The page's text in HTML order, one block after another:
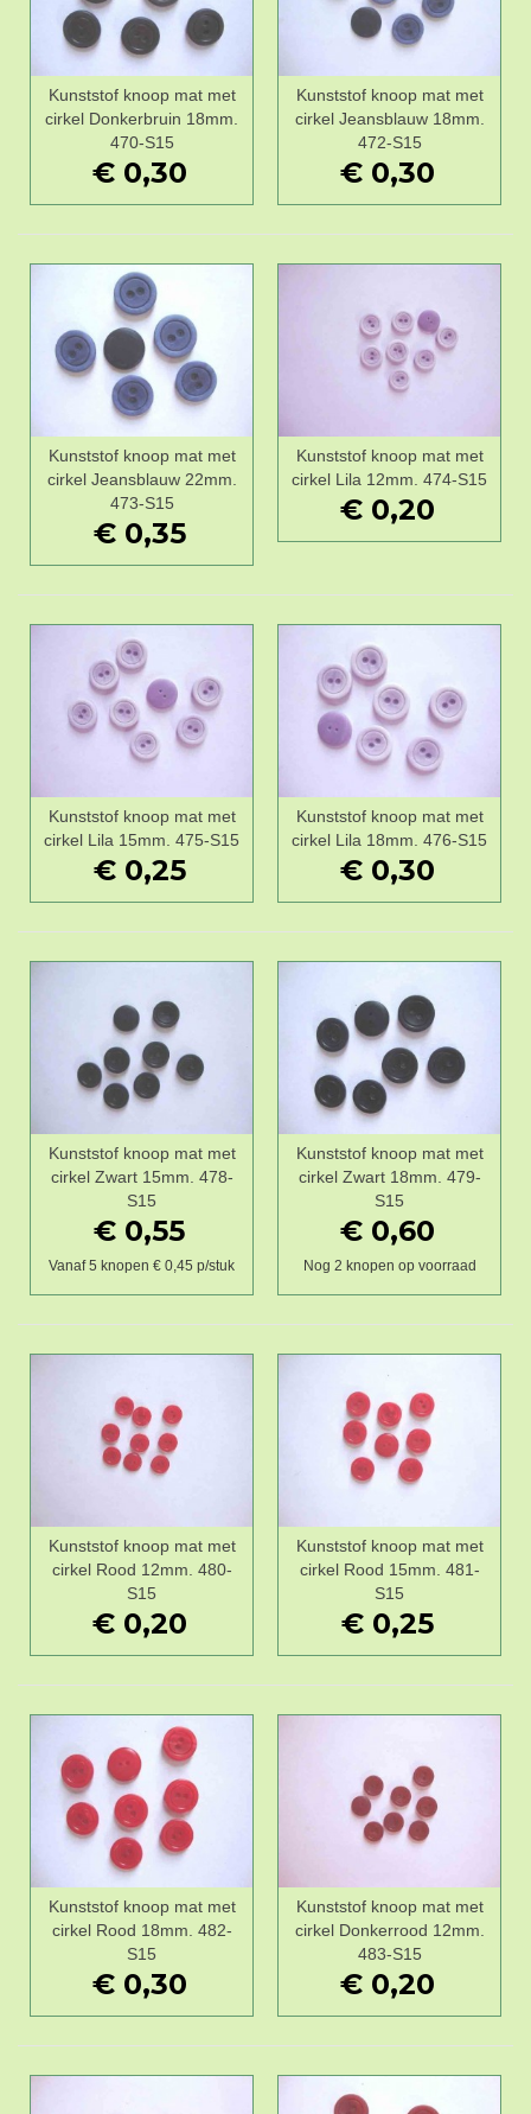
Kunststof knoop mat met
cirkel Donkerbruin 18mm.
470-S15
€ 0,30
Kunststof knoop mat met
cirkel Jeansblauw 18mm.
472-S15
€ 0,30
Kunststof knoop mat met
cirkel Jeansblauw 22mm.
473-S15
€ 0,35
Kunststof knoop mat met
cirkel Lila 12mm. 474-S15
€ 0,20
Kunststof knoop mat met
cirkel Lila 15mm. 475-S15
€ 0,25
Kunststof knoop mat met
cirkel Lila 18mm. 476-S15
€ 0,30
Kunststof knoop mat met
cirkel Zwart 15mm. 478-
S15
€ 0,55
Vanaf 5 knopen € 0,45 p/stuk
Kunststof knoop mat met
cirkel Zwart 18mm. 479-
S15
€ 0,60
Nog 2 knopen op voorraad
Kunststof knoop mat met
cirkel Rood 12mm. 480-
S15
€ 0,20
Kunststof knoop mat met
cirkel Rood 15mm. 481-
S15
€ 0,25
Kunststof knoop mat met
cirkel Rood 18mm. 482-
S15
€ 0,30
Kunststof knoop mat met
cirkel Donkerrood 12mm.
483-S15
€ 0,20